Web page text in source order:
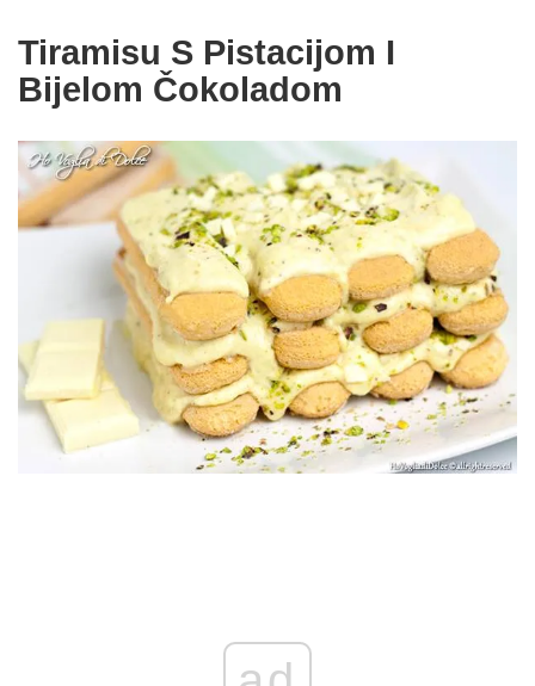
Tiramisu S Pistacijom I
Bijelom Čokoladom